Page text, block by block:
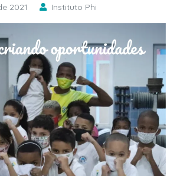
2021 Instituto Phi